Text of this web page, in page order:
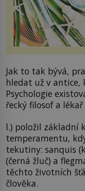
Jak to tak bývá,
hledat už v antice,
Psychologie
řecký filosof a lékař
l.) položil základní
temperamentu,
tekutiny: sanquis
(černá žluč) a
těchto životních
člověka.